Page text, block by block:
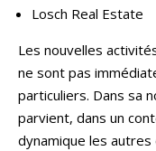
Losch Real Estate
Les nouvelles
ne sont pas
particuliers. Dans sa
parvient, dans un
dynamique les